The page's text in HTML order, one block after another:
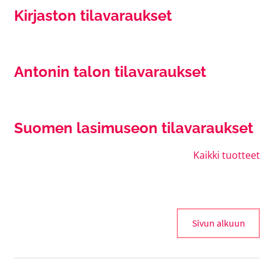
Kirjaston tilavaraukset
Antonin talon tilavaraukset
Suomen lasimuseon tilavaraukset
Kaikki tuotteet
Sivun alkuun